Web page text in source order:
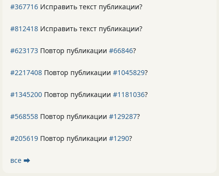
#367716 Исправить текст публикации?
#812418 Исправить текст публикации?
#623173 Повтор публикации #66846?
#2217408 Повтор публикации #1045829?
#1345200 Повтор публикации #1181036?
#568558 Повтор публикации #129287?
#205619 Повтор публикации #1290?
все ⮕